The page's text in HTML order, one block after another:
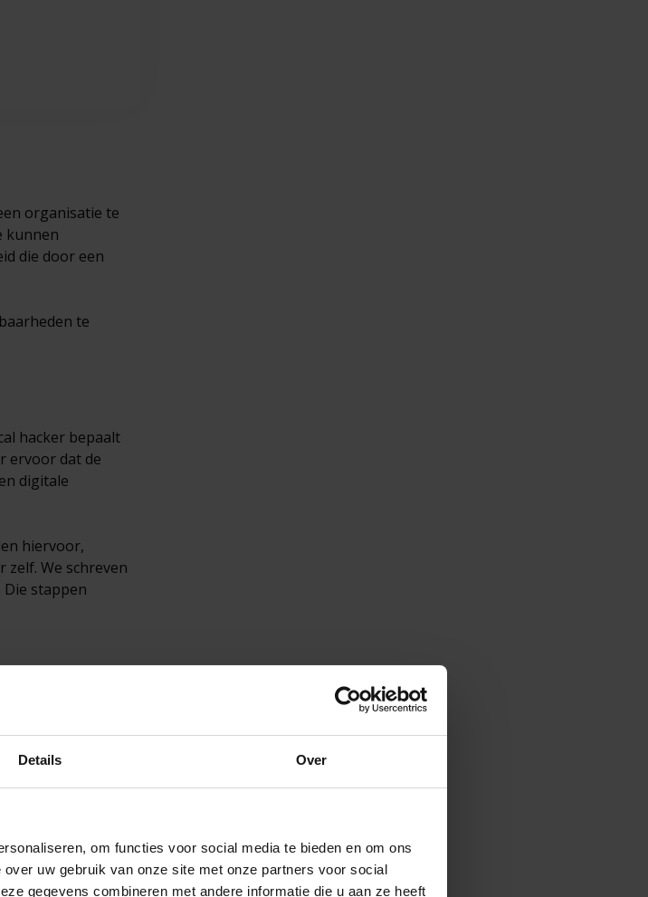
Details Over
om functies voor social media te bieden en om ons
uw gebruik van onze site met onze partners voor social
gegevens combineren met andere informatie die u aan ze heeft
organisatie te
kunnen
die door een
te
hacker bepaalt
ervoor dat de
digitale
hiervoor,
zelf. We schreven
stappen
toe te passen op
beeld krijgen van
gaat zijn.